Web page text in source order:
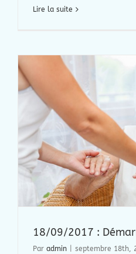
Lire la suite
18/09/2017 :
Par admin septembre 18th,